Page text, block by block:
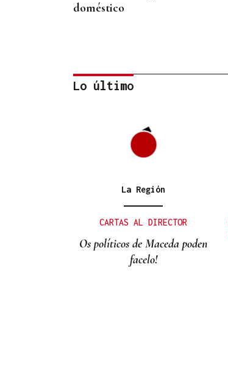
doméstico
ORÁCULO DAS BURGAS
Horóscopo del día: jueves, 6
Lo último
La Región
CARTAS AL DIRECTOR
Os políticos de Maceda poden
facelo!